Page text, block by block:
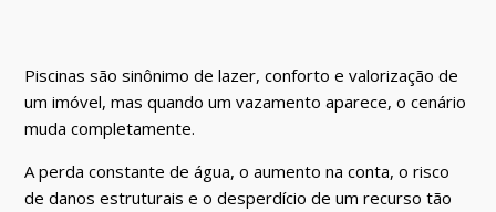
Piscinas são sinônimo de lazer, conforto e valorização de
um imóvel, mas quando um vazamento aparece, o cenário
muda completamente.
A perda constante de água, o aumento na conta, o risco
de danos estruturais e o desperdício de um recurso tão